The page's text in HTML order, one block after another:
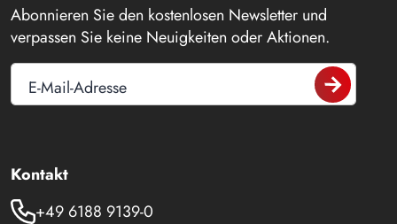
Abonnieren Sie den kostenlosen Newsletter und
verpassen Sie keine Neuigkeiten oder Aktionen.
E-Mail-Adresse
Kontakt
+49 6188 9139-0